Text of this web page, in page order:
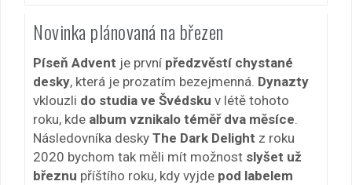
Novinka plánovaná na březen
Píseň Advent je první předzvěstí chystané
desky, která je prozatím bezejmenná. Dynazty
vklouzli do studia ve Švédsku v létě tohoto
roku, kde album vznikalo téměř dva měsíce
Následovníka desky The Dark Delight z roku
2020 bychom tak měli mít možnost slyšet už
březnu příštího roku, kdy vyjde pod labelem